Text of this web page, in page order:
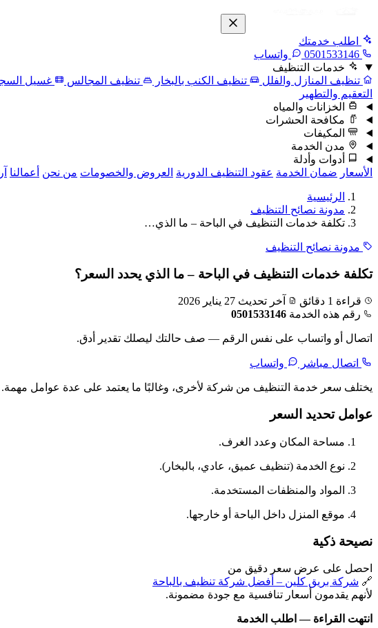
اطلب خدمتك
0501533146
واتساب
خدمات التنظيف
تنظيف المنازل والفلل
تنظيف الكنب بالبخار تنظيف المجالس غسيل
التعقيم والتطهير
الخزانات والمياه
مكافحة الحشرات
المكيفات
مدن الخدمة
أدوات وأدلة
الأسعار ضمان الخدمة عقود التنظيف الدورية العروض والخصومات من نحن أعمالنا
الرئيسية
مدونة نصائح التنظيف
تكلفة خدمات التنظيف في الباحة – ما الذي…
مدونة نصائح التنظيف
تكلفة خدمات التنظيف في الباحة – ما الذي يحدد السعر؟
قراءة 1 دقائق
آخر تحديث 27 يناير 2026
رقم هذه الخدمة 0501533146
اتصال أو واتساب على نفس الرقم — صف حالتك ليصلك تقدير أدق.
اتصال مباشر واتساب
يختلف سعر خدمة التنظيف من شركة لأخرى، وغالبًا ما يعتمد على عدة عوامل مهمة.
عوامل تحديد السعر
مساحة المكان وعدد الغرف.
نوع الخدمة (تنظيف عميق، عادي، بالبخار).
المواد والمنظفات المستخدمة.
موقع المنزل داخل الباحة أو خارجها.
نصيحة ذكية
احصل على عرض سعر دقيق من
🔗 شركة بريق كلين – أفضل شركة تنظيف بالباحة
لأنهم يقدمون أسعار تنافسية مع جودة مضمونة.
انتهت القراءة — اطلب الخدمة